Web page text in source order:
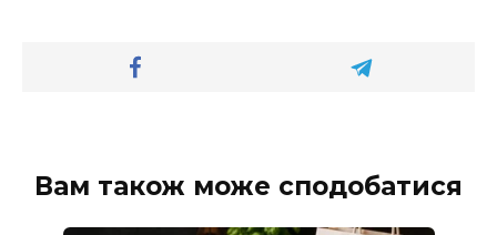
Вам також може сподобатися